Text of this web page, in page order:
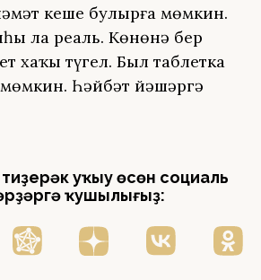
кеше булырға мөмкин.
ла реаль. Көнөнә бер
хаҡы түгел. Был таблетка
Һәйбәт йәшәргә
уҡыу өсөн социаль
ҡушылығыҙ: